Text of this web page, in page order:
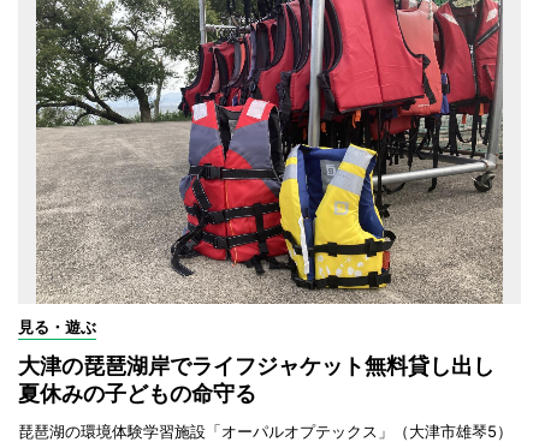
見る・遊ぶ
大津の琵琶湖岸でライフジャケット無料貸し出し
夏休みの子どもの命守る
琵琶湖の環境体験学習施設「オーパルオプテックス」（大津市雄琴5）